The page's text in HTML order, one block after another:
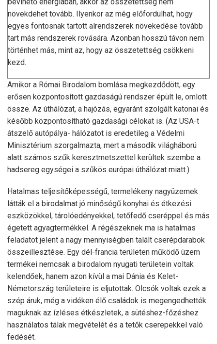
növekdehet tovább. Ilyenkor az még előfordulhat, hogy
egyes fontosnak tartott alrendszerek növekedése tovább
tart más rendszerek rovására. Azonban hosszú távon nem
történhet más, mint az, hogy az összetettség csökkeni
kezd.
Amikor a Római Birodalom bomlása megkezdődött, egy
erősen központosított gazdaságú rendszer épült le, omlott
össze. Az úthálózat, a hajózás, egyaránt szolgált katonai és
később központosítható gazdasági célokat is. (Az USA-t
átszelő autópálya- hálózatot is eredetileg a Védelmi
Minisztérium szorgalmazta, mert a második világháború
alatt számos szűk keresztmetszettel kerültek szembe a
hadsereg egységei a szűkös európai úthálózat miatt.)
Hatalmas teljesítőképességű, termelékeny nagyüzemek
látták el a birodalmat jó minőségű konyhai és étkezési
eszközökkel, tárolóedényekkel, tetőfedő cseréppel és más
égetett agyagtermékkel. A régészeknek ma is hatalmas
feladatot jelent a nagy mennyiségben talált cserépdarabok
összeillesztése. Egy dél-francia területen működő üzem
termékei nemcsak a birodalom nyugati területein voltak
kelendőek, hanem azon kívül a mai Dánia és Kelet-
Németország területeire is eljutottak. Olcsók voltak ezek a
szép áruk, még a vidéken élő családok is megengedhették
maguknak az ízléses étkészletek, a sütéshez-főzéshez
használatos tálak megvételét és a tetők cserepekkel való
fedését.